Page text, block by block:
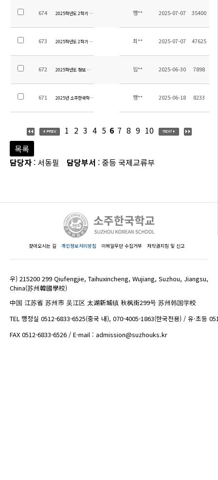
674 2025학년도 2학기 통학차량 운행 감축 조정 안내
행** 2025-07-07 35400
673 2025학년도 2학기 중등 방과후학교 하교 차량 운행 시간 조정 안내
최** 2025-07-07 47625
672 2025학년도 정보 시간강사 초빙 공고 임** 2025-06-30 7898
671 2025년 소주한국학교 고등학생 통학용 차량 구매를 위한 입찰 공고
행** 2025-06-18 8233
1 2 3 4 5 6 7 8 9 10
목록
담당자 : 서동필 담당부서 : 중등 국제교류부
찾아오시는 길 개인정보처리방침 이메일무단 수집거부 저작권지침 및 신고
우) 215200 299 Qiufengjie, Taihuxincheng, Wujiang, Suzhou, Jiangsu,
China(苏州韓國學校)
中国 江苏省 苏州市 吴江区 太湖新城镇 秋枫街299号 苏州韩国学校
TEL 행정실 0512-6833-6525(중국 내), 070-4005-1863(한국전용) / 유·초등
FAX 0512-6833-6526 / E-mail : admission@suzhouks.kr